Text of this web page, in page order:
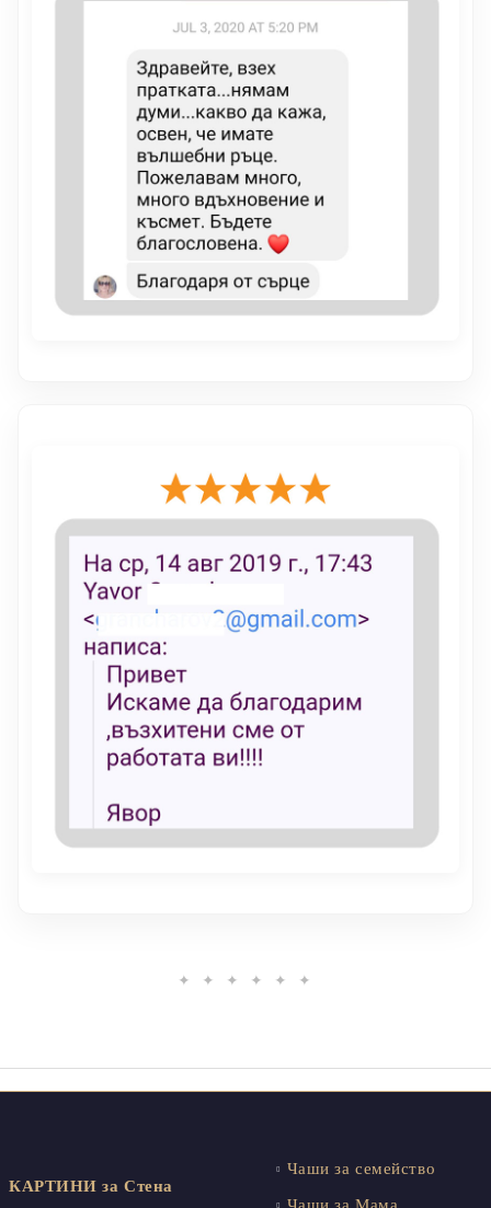
✦ ✦ ✦ ✦ ✦ ✦
КАРТИНИ за Стена
Чаши за семейство